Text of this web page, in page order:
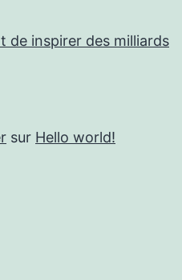
de inspirer des milliards
sur Hello world!